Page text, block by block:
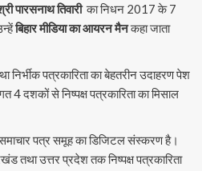
पारसनाथ तिवारीका निधन 2017 के 7
बिहार मीडिया का आयरन मैनकहा जाता
निर्भीक पत्रकारिता का बेहतरीन उदाहरण पेश
4 दशकों से निष्पक्ष पत्रकारिता का मिसाल
समाचार पत्र समूह का डिजिटल संस्करण है।
तथा उत्तर प्रदेश तक निष्पक्ष पत्रकारिता